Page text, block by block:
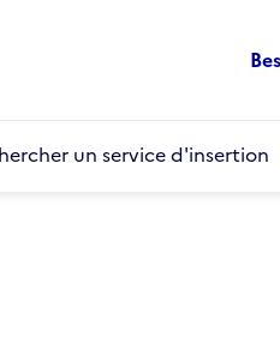
un service d'insertion